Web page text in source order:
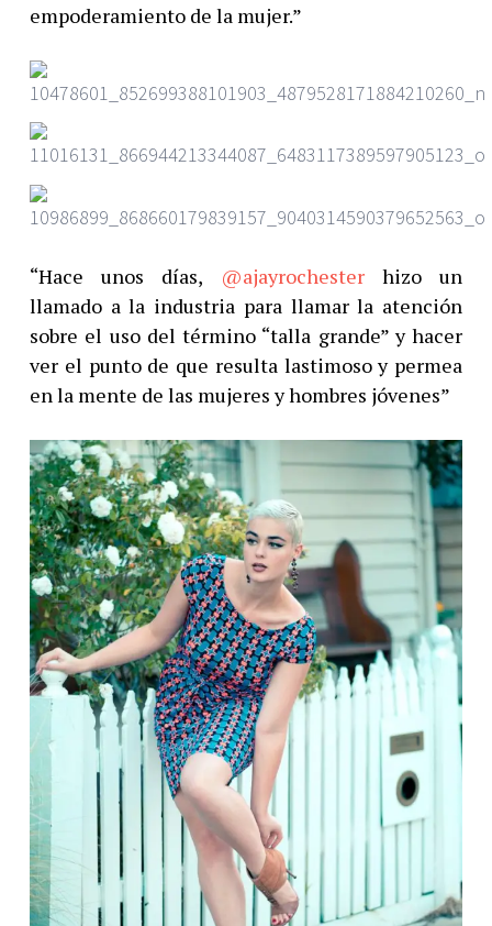
empoderamiento de la mujer.”
“Hace unos días, @ajayrochesterhizo un
llamado a la industria para llamar la atención
sobre el uso del término “talla grande” y hacer
ver el punto de que resulta lastimoso y permea
en la mente de las mujeres y hombres jóvenes”